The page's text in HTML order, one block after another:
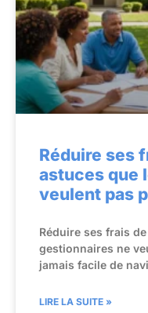
Réduire ses
astuces que
veulent pas
Réduire ses frais
gestionnaires ne
jamais facile de
LIRE LA SUITE »